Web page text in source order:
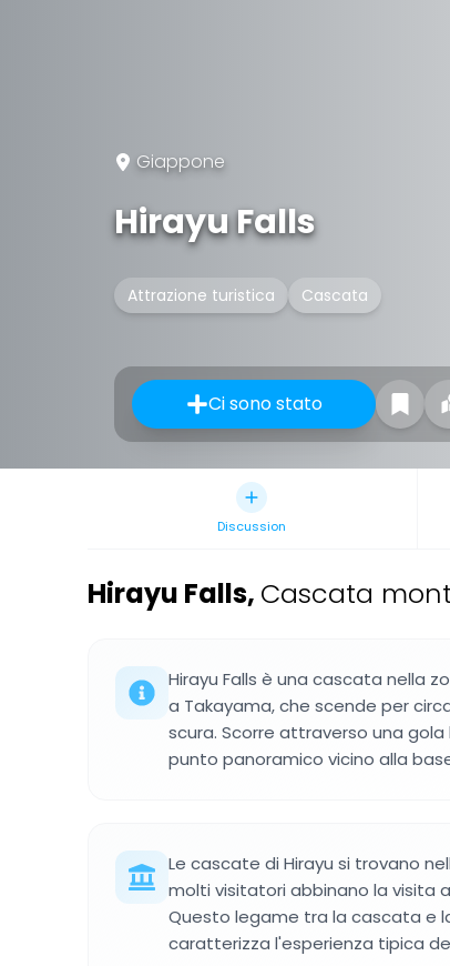
Giappone
Hirayu Falls
Attrazione turistica Cascata
Ci sono stato
Discussion
Hirayu Falls, Cascata
Hirayu Falls è una cascata nella
a Takayama, che scende per
scura. Scorre attraverso una
punto panoramico vicino alla
Le cascate di Hirayu si trovano
molti visitatori abbinano la visita
Questo legame tra la cascata e
caratterizza l'esperienza tipica